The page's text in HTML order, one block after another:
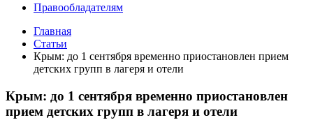
Правообладателям
Главная
Статьи
Крым: до 1 сентября временно приостановлен прием
детских групп в лагеря и отели
Крым: до 1 сентября временно приостановлен
прием детских групп в лагеря и отели